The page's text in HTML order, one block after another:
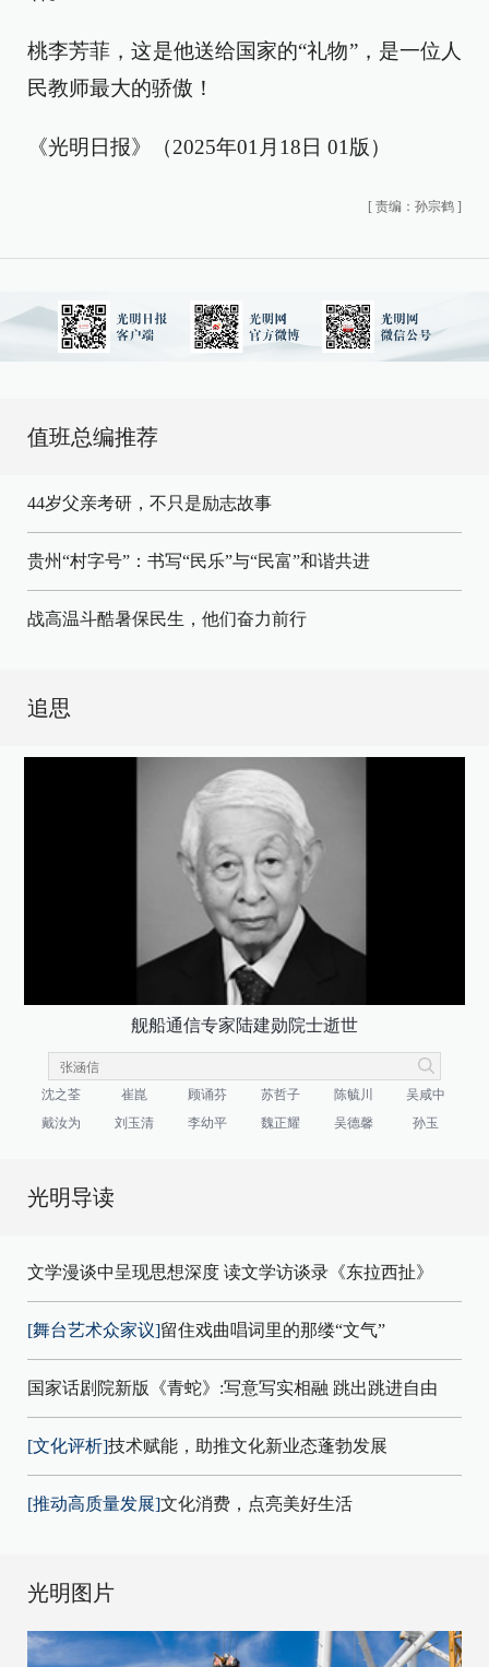
桃李芳菲，这是他送给国家的“礼物”，是一位人
民教师最大的骄傲！
《光明日报》（2025年01月18日 01版）
[ 责编：孙宗鹤 ]
值班总编推荐
44岁父亲考研，不只是励志故事
贵州“村字号”：书写“民乐”与“民富”和谐共进
战高温斗酷暑保民生，他们奋力前行
追思
舰船通信专家陆建勋院士逝世
沈之荃 崔崑 顾诵芬 苏哲子 陈毓川
吴咸中
戴汝为
刘玉清 李幼平 魏正耀 吴德馨 孙玉
光明导读
文学漫谈中呈现思想深度 读文学访谈录《东拉西扯》
[舞台艺术众家议]留住戏曲唱词里的那缕“文气”
国家话剧院新版《青蛇》:写意写实相融 跳出跳进自由
[文化评析]技术赋能，助推文化新业态蓬勃发展
[推动高质量发展]文化消费，点亮美好生活
光明图片